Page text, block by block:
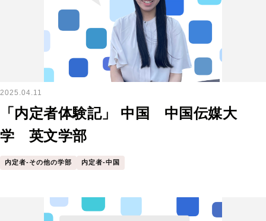
2025.04.11
「内定者体験記」 中国 中国伝媒大
学 英文学部
内定者-その他の学部 内定者-中国